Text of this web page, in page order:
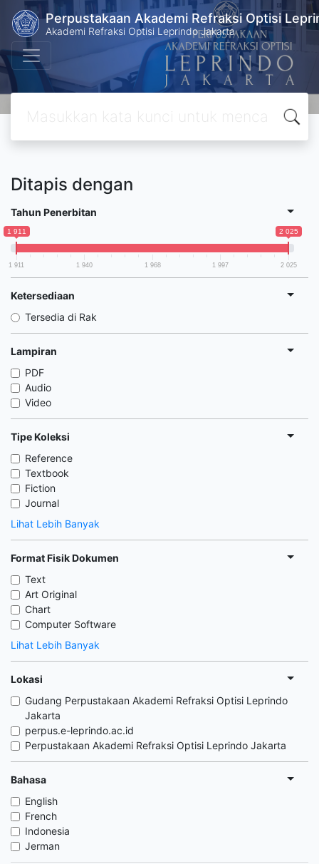
Perpustakaan Akademi Refraksi Optisi
Akademi Refraksi Optisi Leprindo Jakarta
Ditapis dengan
Tahun Penerbitan
1 911 2 025
1 911 1 940 1 968 1 997 2 025
Ketersediaan
Tersedia di Rak
Lampiran
PDF
Audio
Video
Tipe Koleksi
Reference
Textbook
Fiction
Journal
Lihat Lebih Banyak
Format Fisik Dokumen
Text
Art Original
Chart
Computer Software
Lihat Lebih Banyak
Lokasi
Gudang Perpustakaan Akademi Refraksi Optisi Leprindo
Jakarta
perpus.e-leprindo.ac.id
Perpustakaan Akademi Refraksi Optisi Leprindo Jakarta
Bahasa
English
French
Indonesia
Jerman